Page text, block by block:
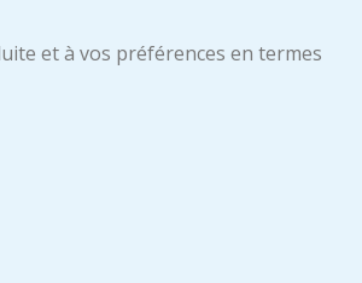
et à vos préférences en termes